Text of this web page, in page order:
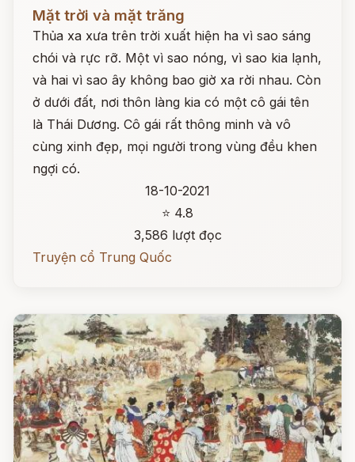
Mặt trời và mặt trăng
Thủa xa xưa trên trời xuất hiện ha vì sao sáng
chói và rực rỡ. Một vì sao nóng, vì sao kia lạnh,
và hai vì sao ây không bao giờ xa rời nhau. Còn
ở dưới đất, nơi thôn làng kia có một cô gái tên
là Thái Dương. Cô gái rất thông minh và vô
cùng xinh đẹp, mọi người trong vùng đều khen
ngợi có.
18-10-2021
⭐ 4.8
3,586 lượt đọc
Truyện cổ Trung Quốc